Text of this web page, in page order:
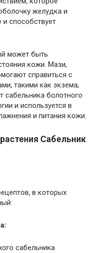
желудка и
и способствует
может быть
кожи. Мази,
справиться с
такими как экзема,
сабельника болотного
и используется в
и питания кожи.
Сабельник
в которых
сабельника